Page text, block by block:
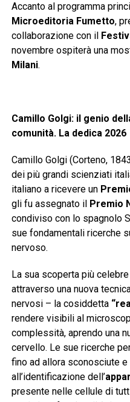
Accanto al programma
Microeditoria Fumetto,
collaborazione con il
novembre ospiterà una
Milani.
Camillo Golgi: il genio
comunità. La dedica 2026
Camillo Golgi (Corteno,
dei più grandi scienziati
italiano a ricevere un
gli fu assegnato il Premio
condiviso con lo spagnolo
sue fondamentali ricerche
nervoso.
La sua scoperta più
attraverso una nuova
nervosi – la cosiddetta
rendere visibili al
complessità, aprendo una
cervello. Le sue ricerche
fino ad allora sconosciute e
all’identificazione dell’
presente nelle cellule di